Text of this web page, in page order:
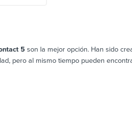
5son la mejor opción. Han sido
pero al mismo tiempo pueden